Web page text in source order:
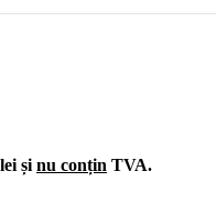
și nu conțin TVA.